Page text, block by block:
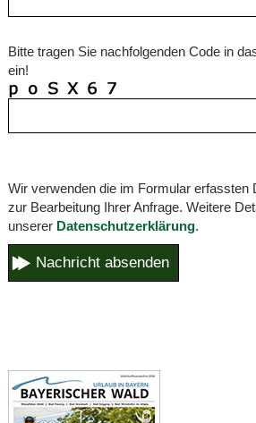
Bitte tragen Sie nachfolgenden Code in
ein!
Wir verwenden die im Formular erfassten
zur Bearbeitung Ihrer Anfrage. Weitere
unserer Datenschutzerklärung.